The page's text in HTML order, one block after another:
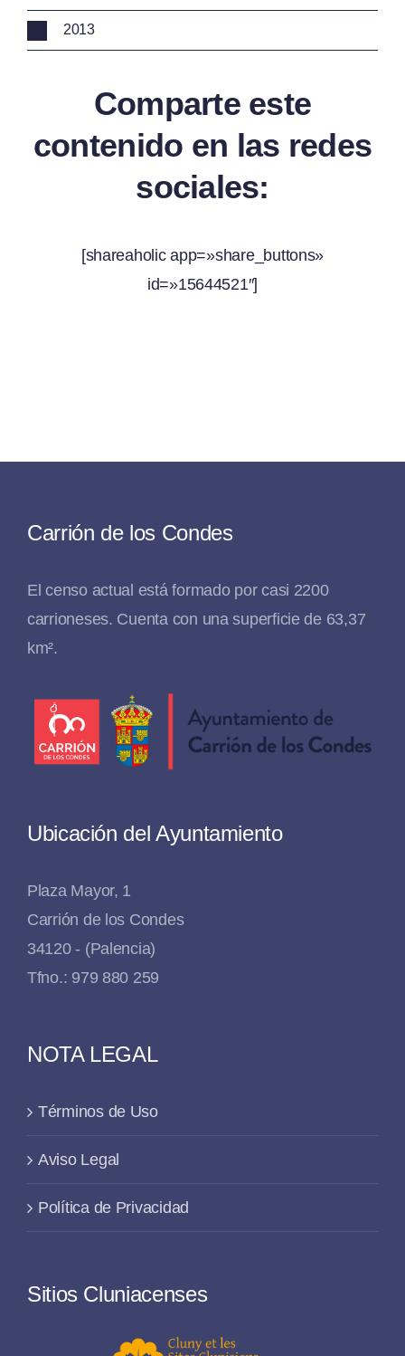
2013
Comparte este
contenido en las redes
sociales:
[shareaholic app=»share_buttons»
id=»15644521″]
Carrión de los Condes
El censo actual está formado por casi 2200
carrioneses. Cuenta con una superficie de 63,37
km².
Ubicación del Ayuntamiento
Plaza Mayor, 1
Carrión de los Condes
34120 - (Palencia)
Tfno.: 979 880 259
NOTA LEGAL
Términos de Uso
Aviso Legal
Política de Privacidad
Sitios Cluniacenses